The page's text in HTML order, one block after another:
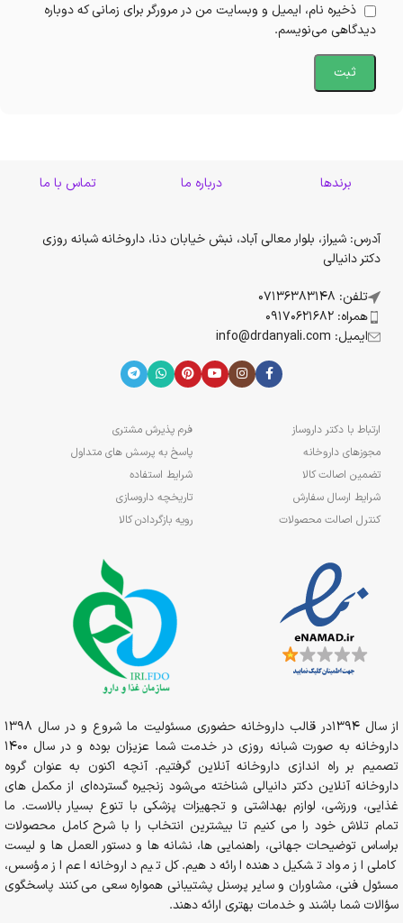
ذخیره نام، ایمیل و وبسایت من در مرورگر برای زمانی که دوباره
دیدگاهی می‌نویسم.
برندها درباره ما تماس با ما
آدرس: شیراز، بلوار معالی آباد، نبش خیابان دنا، داروخانه شبانه روزی
دکتر دانیالی
تلفن: 07136383148
همراه: 09170621682
ایمیل: info@drdanyali.com
ارتباط با دکتر داروساز
مجوزهای داروخانه
تضمین اصالت کالا
شرایط ارسال سفارش
کنترل اصالت محصولات
فرم پذیرش مشتری
پاسخ به پرسش های متداول
شرایط استفاده
تاریخچه داروسازی
رویه بازگردادن کالا
از سال 1394در قالب داروخانه حضوری مسئولیت ما شروع و در سال 1398
داروخانه به صورت شبانه روزی در خدمت شما عزیزان بوده و در سال 1400
تصمیم بر راه اندازی داروخانه آنلاین گرفتیم. آنچه اکنون به عنوان گروه
داروخانه آنلاین دکتر دانیالی شناخته می‌شود زنجیره گسترده‌ای از مکمل های
غذایی، ورزشی، لوازم بهداشتی و تجهیزات پزشکی با تنوع بسیار بالاست. ما
تمام تلاش خود را می کنیم تا بیشترین انتخاب را با شرح کامل محصولات
براساس توضیحات جهانی، راهنمایی ها، نشانه ها و دستور العمل ها و لیست
کاملی از مواد تشکیل دهنده ارائه دهیم. کل تیم داروخانه اعم از مؤسس،
مسئول فنی، مشاوران و سایر پرسنل پشتیبانی همواره سعی می کنند پاسخگوی
سؤالات شما باشند و خدمات بهتری ارائه دهند.